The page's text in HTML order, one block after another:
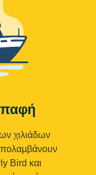
χιλιάδων
Bird και